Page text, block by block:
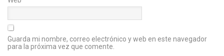
Guarda mi nombre, correo electrónico y web en este navegador
para la próxima vez que comente.